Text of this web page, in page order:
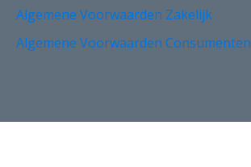
Algemene Voorwaarden Zakelijk
Algemene Voorwaarden Consumenten